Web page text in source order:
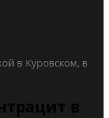
в Куровском, в
в